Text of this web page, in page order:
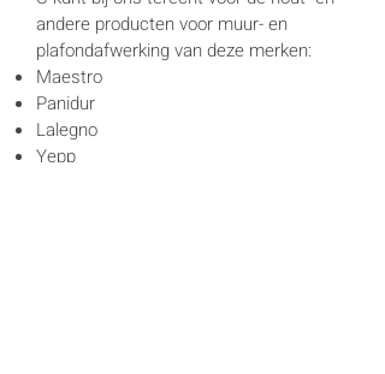
andere producten voor muur- en
plafondafwerking van deze merken:
Maestro
Panidur
Lalegno
Yepp